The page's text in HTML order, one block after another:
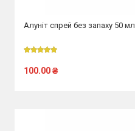
Алуніт спрей без запаху 50 мл
100.00₴